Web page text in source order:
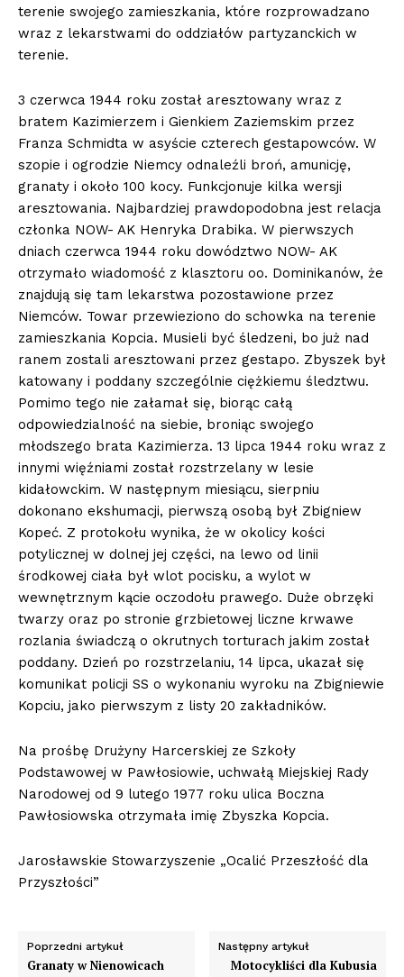
terenie swojego zamieszkania, które rozprowadzano
wraz z lekarstwami do oddziałów partyzanckich w
terenie.
3 czerwca 1944 roku został aresztowany wraz z
bratem Kazimierzem i Gienkiem Zaziemskim przez
Franza Schmidta w asyście czterech gestapowców. W
szopie i ogrodzie Niemcy odnaleźli broń, amunicję,
granaty i około 100 kocy. Funkcjonuje kilka wersji
aresztowania. Najbardziej prawdopodobna jest relacja
członka NOW- AK Henryka Drabika. W pierwszych
dniach czerwca 1944 roku dowództwo NOW- AK
otrzymało wiadomość z klasztoru oo. Dominikanów, że
znajdują się tam lekarstwa pozostawione przez
Niemców. Towar przewieziono do schowka na terenie
zamieszkania Kopcia. Musieli być śledzeni, bo już nad
ranem zostali aresztowani przez gestapo. Zbyszek był
katowany i poddany szczególnie ciężkiemu śledztwu.
Pomimo tego nie załamał się, biorąc całą
odpowiedzialność na siebie, broniąc swojego
młodszego brata Kazimierza. 13 lipca 1944 roku wraz z
innymi więźniami został rozstrzelany w lesie
kidałowckim. W następnym miesiącu, sierpniu
dokonano ekshumacji, pierwszą osobą był Zbigniew
Kopeć. Z protokołu wynika, że w okolicy kości
potylicznej w dolnej jej części, na lewo od linii
środkowej ciała był wlot pocisku, a wylot w
wewnętrznym kącie oczodołu prawego. Duże obrzęki
twarzy oraz po stronie grzbietowej liczne krwawe
rozlania świadczą o okrutnych torturach jakim został
poddany. Dzień po rozstrzelaniu, 14 lipca, ukazał się
komunikat policji SS o wykonaniu wyroku na Zbigniewie
Kopciu, jako pierwszym z listy 20 zakładników.
Na prośbę Drużyny Harcerskiej ze Szkoły
Podstawowej w Pawłosiowie, uchwałą Miejskiej Rady
Narodowej od 9 lutego 1977 roku ulica Boczna
Pawłosiowska otrzymała imię Zbyszka Kopcia.
Jarosławskie Stowarzyszenie „Ocalić Przeszłość dla
Przyszłości”
Poprzedni artykuł
Granaty w Nienowicach
Następny artykuł
Motocykliści dla Kubusia